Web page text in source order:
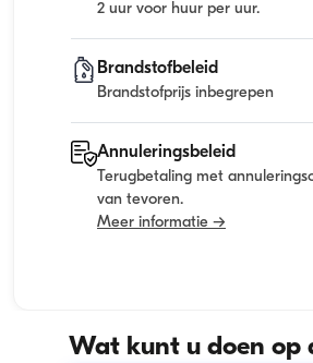
2 uur voor huur per uur.
Brandstofbeleid
Brandstofprijs inbegrepen
Annuleringsbeleid
Terugbetaling met
van tevoren.
Meer informatie →
Wat kunt u doen op